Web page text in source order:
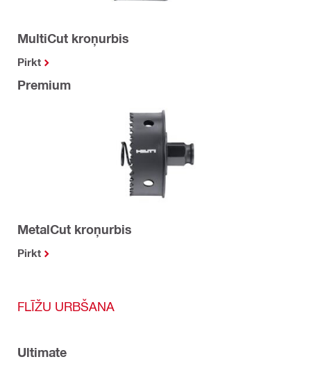
MultiCut kroņurbis
Pirkt
Premium
MetalCut kroņurbis
Pirkt
FLĪŽU URBŠANA
Ultimate